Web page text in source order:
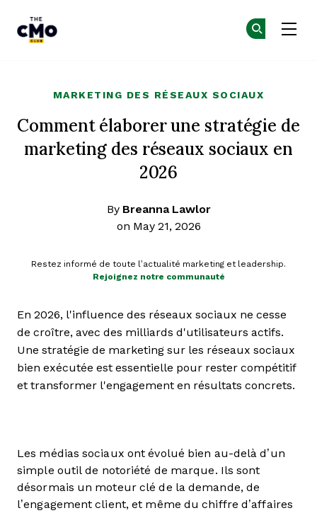
MARKETING DES RÉSEAUX SOCIAUX
Comment élaborer une stratégie de
marketing des réseaux sociaux en
2026
By Breanna Lawlor
on May 21, 2026
Restez informé de toute l’actualité marketing et leadership.
Rejoignez notre communauté
En 2026, l'influence des réseaux sociaux ne cesse
de croître, avec des milliards d'utilisateurs actifs.
Une stratégie de marketing sur les réseaux sociaux
bien exécutée est essentielle pour rester compétitif
et transformer l'engagement en résultats concrets.
Les médias sociaux ont évolué bien au-delà d’un
simple outil de notoriété de marque. Ils sont
désormais un moteur clé de la demande, de
l’engagement client, et même du chiffre d’affaires